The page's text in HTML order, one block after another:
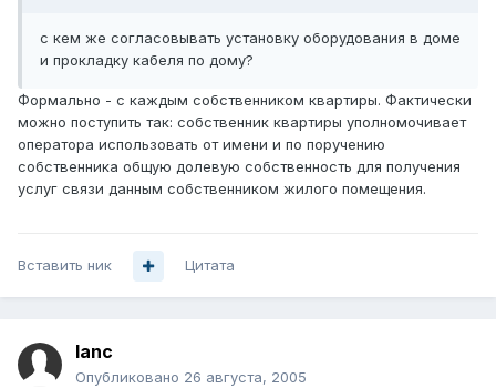
с кем же согласовывать установку оборудования в доме
и прокладку кабеля по дому?
Формально - с каждым собственником квартиры. Фактически
можно поступить так: собственник квартиры уполномочивает
оператора использовать от имени и по поручению
собственника общую долевую собственность для получения
услуг связи данным собственником жилого помещения.
Вставить ник Цитата
lanc
Опубликовано 26 августа, 2005